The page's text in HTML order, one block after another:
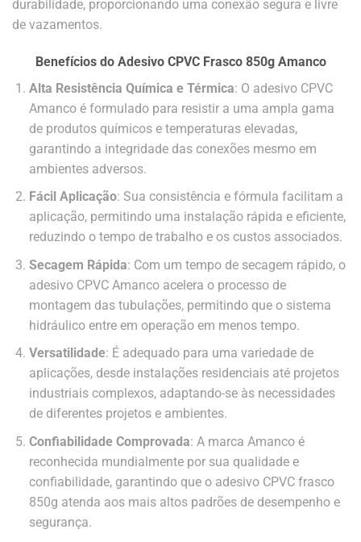
durabilidade, proporcionando uma conexão segura e livre
de vazamentos.
Benefícios do Adesivo CPVC Frasco 850g Amanco
Alta Resistência Química e Térmica: O adesivo CPVC
Amanco é formulado para resistir a uma ampla gama
de produtos químicos e temperaturas elevadas,
garantindo a integridade das conexões mesmo em
ambientes adversos.
Fácil Aplicação: Sua consistência e fórmula facilitam a
aplicação, permitindo uma instalação rápida e eficiente,
reduzindo o tempo de trabalho e os custos associados.
Secagem Rápida: Com um tempo de secagem rápido, o
adesivo CPVC Amanco acelera o processo de
montagem das tubulações, permitindo que o sistema
hidráulico entre em operação em menos tempo.
Versatilidade: É adequado para uma variedade de
aplicações, desde instalações residenciais até projetos
industriais complexos, adaptando-se às necessidades
de diferentes projetos e ambientes.
Confiabilidade Comprovada: A marca Amanco é
reconhecida mundialmente por sua qualidade e
confiabilidade, garantindo que o adesivo CPVC frasco
850g atenda aos mais altos padrões de desempenho e
segurança.